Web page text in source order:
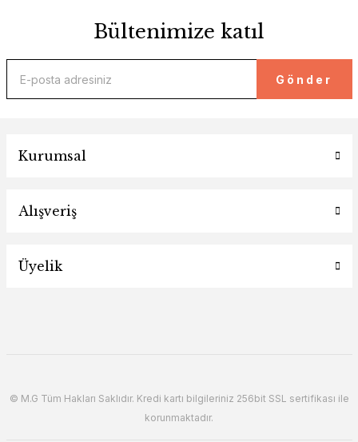
Bültenimize katıl
Gönder
Kurumsal
Alışveriş
Üyelik
© M.G Tüm Hakları Saklıdır. Kredi kartı bilgileriniz 256bit SSL sertifikası ile
korunmaktadır.